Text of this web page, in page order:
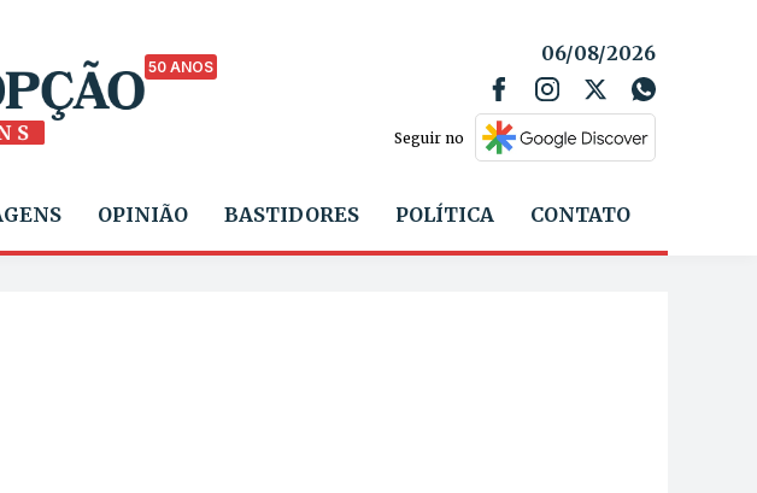
50 ANOS
06/08/2026
Seguir no
OPINIÃO BASTIDORES POLÍTICA CONTATO